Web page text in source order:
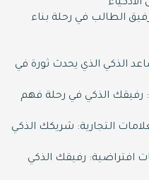
الطالب في رحلة بناء
الذكي الذي يحدث ثورة في
رفيقك الذكي في رحلة فهم
التجارية: شريكك الذكي
افتراضية: رفيقك الذكي